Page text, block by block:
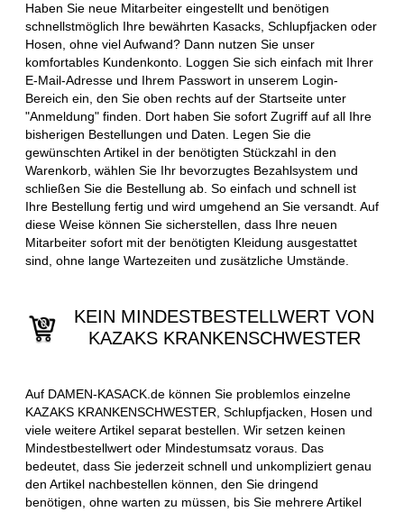
Haben Sie neue Mitarbeiter eingestellt und benötigen
schnellstmöglich Ihre bewährten Kasacks, Schlupfjacken oder
Hosen, ohne viel Aufwand? Dann nutzen Sie unser
komfortables Kundenkonto. Loggen Sie sich einfach mit Ihrer
E-Mail-Adresse und Ihrem Passwort in unserem Login-
Bereich ein, den Sie oben rechts auf der Startseite unter
"Anmeldung" finden. Dort haben Sie sofort Zugriff auf all Ihre
bisherigen Bestellungen und Daten. Legen Sie die
gewünschten Artikel in der benötigten Stückzahl in den
Warenkorb, wählen Sie Ihr bevorzugtes Bezahlsystem und
schließen Sie die Bestellung ab. So einfach und schnell ist
Ihre Bestellung fertig und wird umgehend an Sie versandt. Auf
diese Weise können Sie sicherstellen, dass Ihre neuen
Mitarbeiter sofort mit der benötigten Kleidung ausgestattet
sind, ohne lange Wartezeiten und zusätzliche Umstände.
KEIN MINDESTBESTELLWERT VON
KAZAKS KRANKENSCHWESTER
Auf DAMEN-KASACK.de können Sie problemlos einzelne
KAZAKS KRANKENSCHWESTER, Schlupfjacken, Hosen und
viele weitere Artikel separat bestellen. Wir setzen keinen
Mindestbestellwert oder Mindestumsatz voraus. Das
bedeutet, dass Sie jederzeit schnell und unkompliziert genau
den Artikel nachbestellen können, den Sie dringend
benötigen, ohne warten zu müssen, bis Sie mehrere Artikel